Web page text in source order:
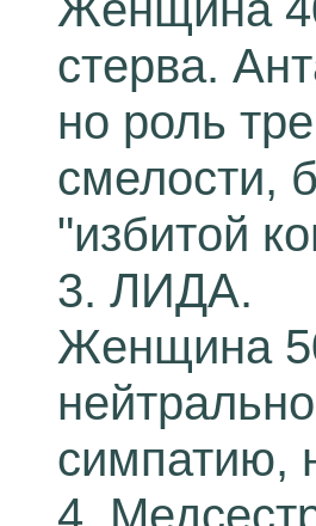
стерва.
но роль
смелости,
"избитой
3. ЛИДА.
Женщина
симпатию,
4.